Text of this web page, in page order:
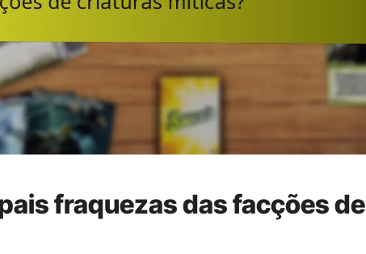
fraquezas das facções de